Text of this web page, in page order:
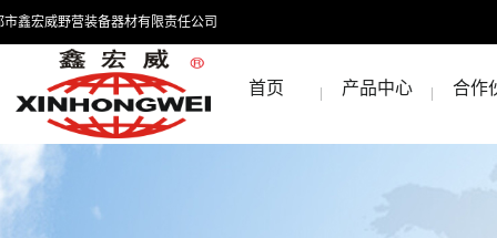
市鑫宏威野营装备器材有限责任公司
首页 产品中心 合作